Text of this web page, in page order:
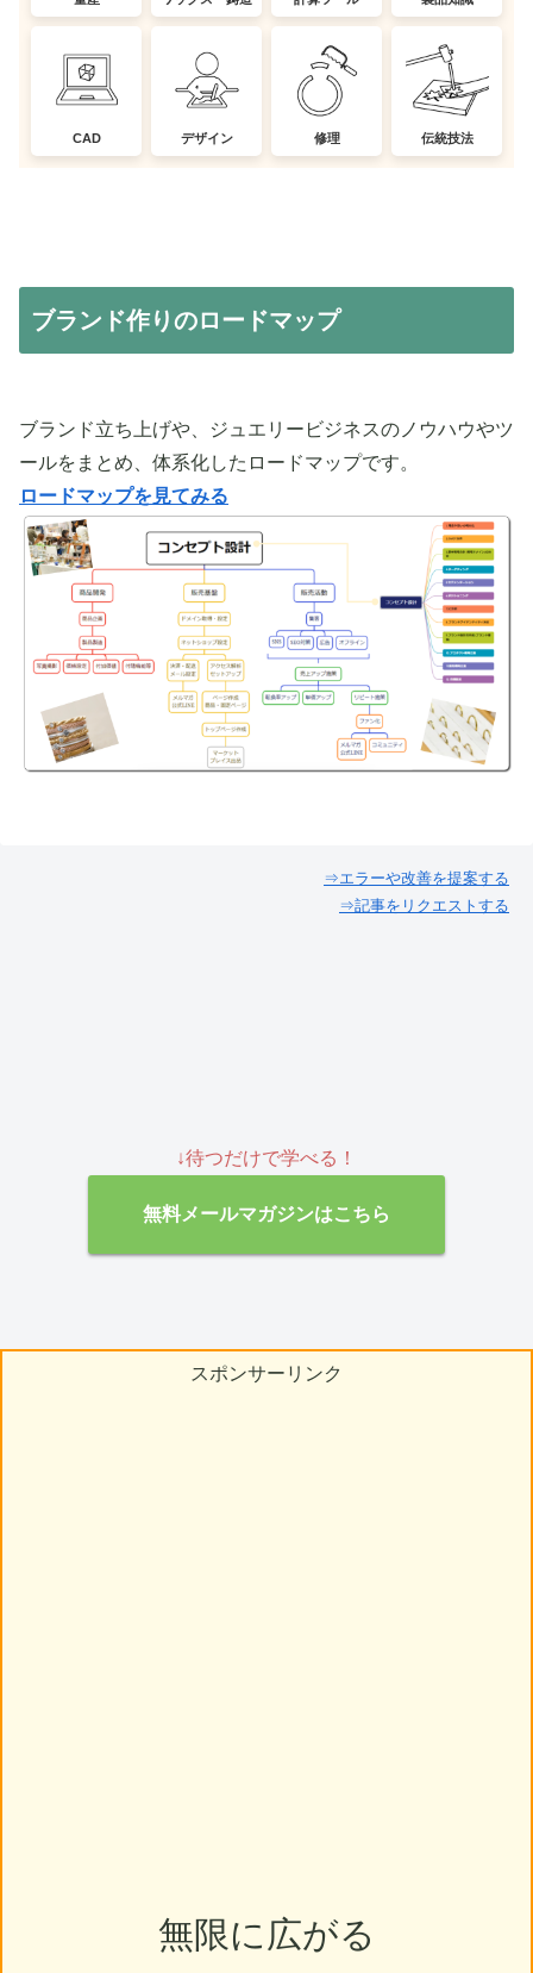
CAD デザイン 修理 伝統技法
ブランド作りのロードマップ
ブランド立ち上げや、ジュエリービジネスのノウハウやツ
ールをまとめ、体系化したロードマップです。
ロードマップを見てみる
⇒エラーや改善を提案する
⇒記事をリクエストする
↓待つだけで学べる！
無料メールマガジンはこちら
スポンサーリンク
無限に広がる